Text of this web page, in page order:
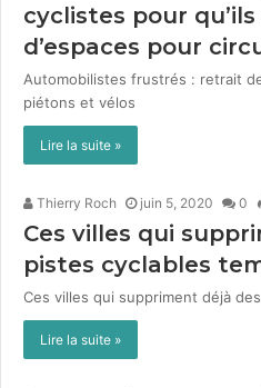
cyclistes pour
d’espaces pour
Auto­mo­bilistes frus­trés : retrait
pié­tons et vélos
Lire la suite »
Thierry Roch juin 5, 2020 0
Ces villes qui
pistes cyclables
Ces villes qui sup­pri­ment déjà
Lire la suite »